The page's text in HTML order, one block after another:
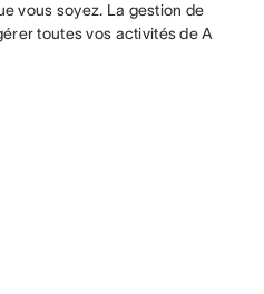
vous soyez. La gestion de
toutes vos activités de A